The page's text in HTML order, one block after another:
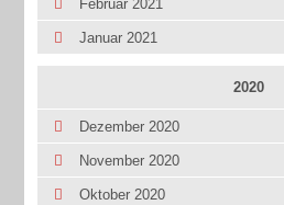
Februar 2021
Januar 2021
2020
Dezember 2020
November 2020
Oktober 2020